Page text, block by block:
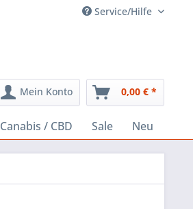
Service/Hilfe
Mein Konto 0,00 € *
Canabis / CBD Sale Neu